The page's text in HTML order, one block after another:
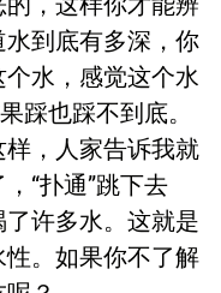
到底有多深，你
水，感觉这个水
踩也踩不到底。
，人家告诉我就
“扑通”跳下去
许多水。这就是
。如果你不了解